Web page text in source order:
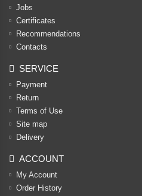
Jobs
Certificates
Recommendations
Contacts
SERVICE
Payment
Return
Terms of Use
Site map
Delivery
ACCOUNT
My Account
Order History